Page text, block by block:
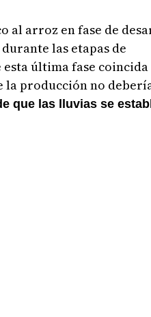
al arroz en fase de
las etapas de
última fase coincida
la producción no
que las lluvias se